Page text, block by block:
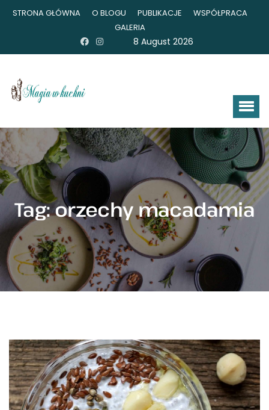
STRONA GŁÓWNA O BLOGU PUBLIKACJE
WSPÓŁPRACA
GALERIA
8 August 2026
Tag:orzechy macadamia